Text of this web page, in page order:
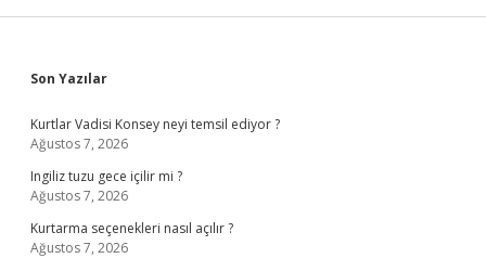
Sidebar
Son Yazılar
Kurtlar Vadisi Konsey neyi temsil ediyor ?
Ağustos 7, 2026
Ingiliz tuzu gece içilir mi ?
Ağustos 7, 2026
Kurtarma seçenekleri nasıl açılır ?
Ağustos 7, 2026